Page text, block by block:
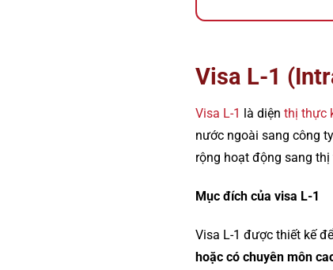
Visa L-1
Visa L-1 là diện thị thực
nước ngoài sang công
rộng hoạt động sang thị
Mục đích của visa L-1
Visa L-1 được thiết kế
hoặc có chuyên môn